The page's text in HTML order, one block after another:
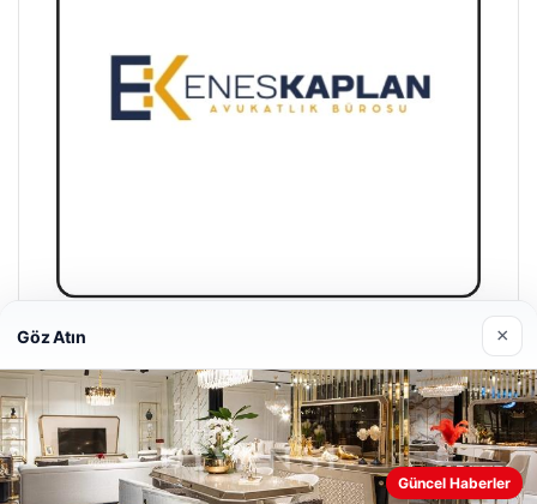
Enes Kaplan Avukatlık Bürosu
28/04/2026
Web sitemizi nasıl kullandığınızı daha iyi anlayabilmek,
Göz Atın ×
Güncel Haberler